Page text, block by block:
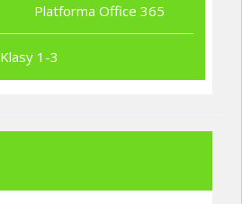
Platforma Office 365
Klasy 1-3